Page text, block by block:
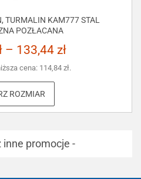
TURMALIN KAM777 STAL
POZŁACANA
– 133,44 zł
cena: 114,84 zł.
ROZMIAR
inne promocje -